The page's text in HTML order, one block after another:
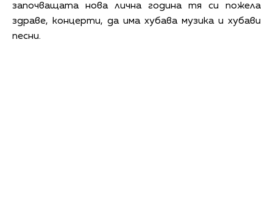
започващата нова лична година тя си пожела
здраве, концерти, да има хубава музика и хубави
песни.